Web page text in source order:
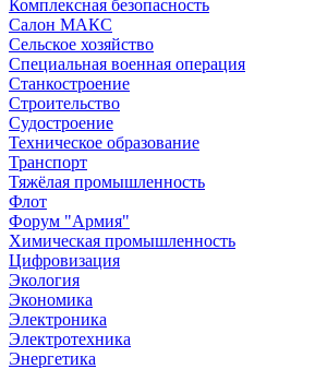
Комплексная безопасность
Салон МАКС
Сельское хозяйство
Специальная военная операция
Станкостроение
Строительство
Судостроение
Техническое образование
Транспорт
Тяжёлая промышленность
Флот
Форум "Армия"
Химическая промышленность
Цифровизация
Экология
Экономика
Электроника
Электротехника
Энергетика